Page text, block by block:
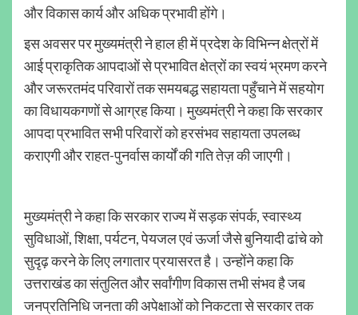
और विकास कार्य और अधिक प्रभावी होंगे।
इस अवसर पर मुख्यमंत्री ने हाल ही में प्रदेश के विभिन्न क्षेत्रों में
आई प्राकृतिक आपदाओं से प्रभावित क्षेत्रों का स्वयं भ्रमण करने
और जरूरतमंद परिवारों तक समयबद्ध सहायता पहुँचाने में सहयोग
का विधायकगणों से आग्रह किया। मुख्यमंत्री ने कहा कि सरकार
आपदा प्रभावित सभी परिवारों को हरसंभव सहायता उपलब्ध
कराएगी और राहत-पुनर्वास कार्यों की गति तेज़ की जाएगी।
मुख्यमंत्री ने कहा कि सरकार राज्य में सड़क संपर्क, स्वास्थ्य
सुविधाओं, शिक्षा, पर्यटन, पेयजल एवं ऊर्जा जैसे बुनियादी ढांचे को
सुदृढ़ करने के लिए लगातार प्रयासरत है। उन्होंने कहा कि
उत्तराखंड का संतुलित और सर्वांगीण विकास तभी संभव है जब
जनप्रतिनिधि जनता की अपेक्षाओं को निकटता से सरकार तक